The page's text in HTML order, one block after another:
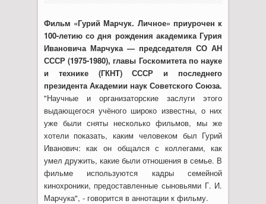
Фильм «Гурий Марчук. Личное» приурочен к
100-летию со дня рождения академика Гурия
Ивановича Марчука — председателя СО АН
СССР (1975-1980), главы Госкомитета по науке
и технике (ГКНТ) СССР и последнего
президента Академии наук Советского Союза.
"Научные и организаторские заслуги этого
выдающегося учёного широко известны, о них
уже были сняты несколько фильмов, мы же
хотели показать, каким человеком был Гурий
Иванович: как он общался с коллегами, как
умел дружить, какие были отношения в семье. В
фильме используются кадры семейной
кинохроники, предоставленные сыновьями Г. И.
Марчука", - говорится в аннотации к фильму.